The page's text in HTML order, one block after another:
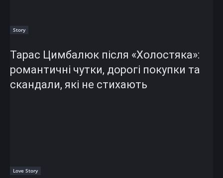
Story
Тарас Цимбалюк після «Холостяка»:
романтичні чутки, дорогі покупки та
скандали, які не стихають
Love Story